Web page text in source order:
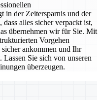
in der Zeitersparnis und der
alles sicher verpackt ist,
übernehmen wir für Sie. Mit
Vorgehen
sicher ankommen und Ihr
Sie sich von unseren
überzeugen.